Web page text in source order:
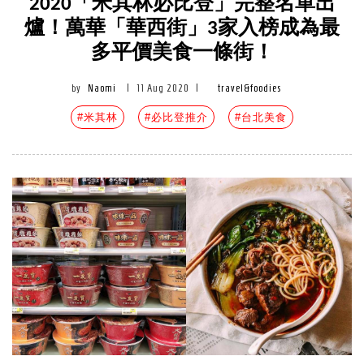
2020「米其林必比登」完整名單出
爐！萬華「華西街」3家入榜成為最
多平價美食一條街！
by Naomi 11 Aug 2020 travel&foodies
#米其林 #必比登推介 #台北美食